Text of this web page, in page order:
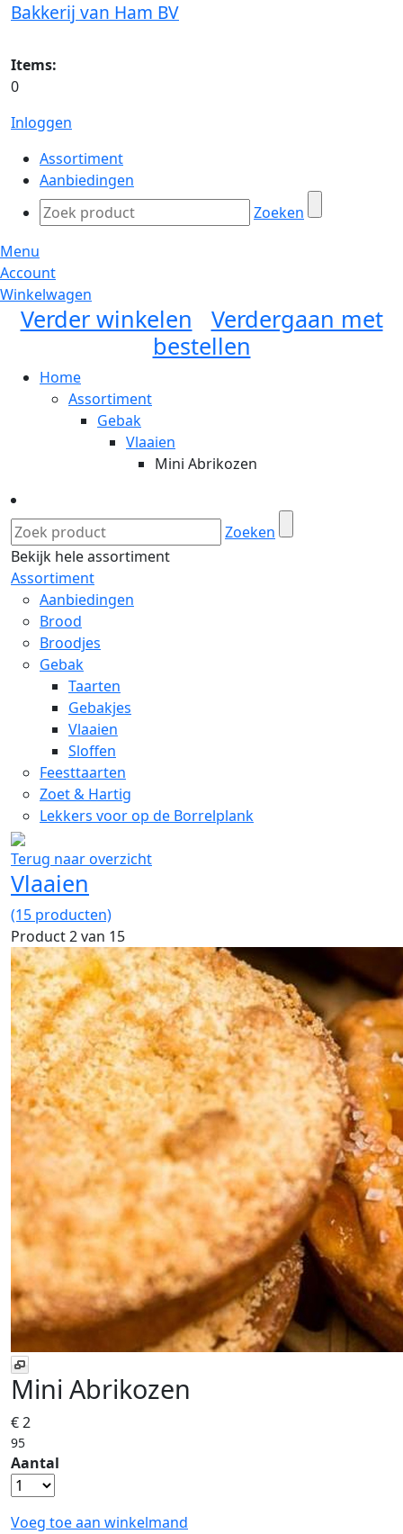
Bakkerij van Ham BV
Items:
0
Inloggen
Assortiment
Aanbiedingen
Zoeken
Menu
Account
Winkelwagen
Verder winkelen
Verdergaan met
bestellen
Home
Assortiment
Gebak
Vlaaien
Mini Abrikozen
Zoeken
Bekijk hele assortiment
Assortiment
Aanbiedingen
Brood
Broodjes
Gebak
Taarten
Gebakjes
Vlaaien
Sloffen
Feesttaarten
Zoet & Hartig
Lekkers voor op de Borrelplank
Terug naar overzicht
Vlaaien
(15 producten)
Product 2 van 15
Mini Abrikozen
€ 2
95
Aantal
Voeg toe aan winkelmand